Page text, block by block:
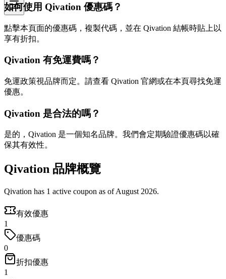
如何使用 Qivation 優惠碼？
點擊本頁面的優惠碼，複製代碼，並在 Qivation 結帳時貼上以
享有折扣。
Qivation 有免運費嗎？
免運政策視品牌而定。請查看 Qivation 官網或在本頁尋找免運
優惠。
Qivation 是合法的嗎？
是的，Qivation 是一個知名品牌。我們會定期驗證優惠碼以確
保其有效性。
Qivation 品牌概覽
Qivation has 1 active coupon as of August 2026.
有效優惠
1
優惠碼
0
折扣優惠
1